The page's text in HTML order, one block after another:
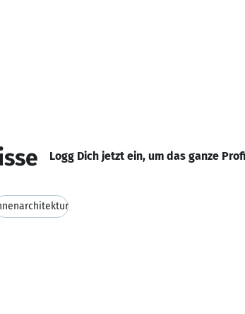
Logg Dich jetzt ein, um das ganze